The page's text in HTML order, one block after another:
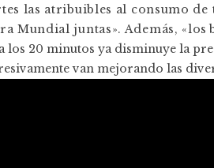
las atribuibles al consumo
Mundial juntas». Además, «los
los 20 minutos ya disminuye la
van mejorando las